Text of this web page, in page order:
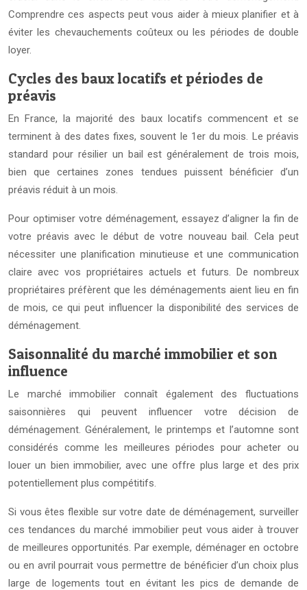
Comprendre ces aspects peut vous aider à mieux planifier et à
éviter les chevauchements coûteux ou les périodes de double
loyer.
Cycles des baux locatifs et périodes de
préavis
En France, la majorité des baux locatifs commencent et se
terminent à des dates fixes, souvent le 1er du mois. Le préavis
standard pour résilier un bail est généralement de trois mois,
bien que certaines zones tendues puissent bénéficier d’un
préavis réduit à un mois.
Pour optimiser votre déménagement, essayez d’aligner la fin de
votre préavis avec le début de votre nouveau bail. Cela peut
nécessiter une planification minutieuse et une communication
claire avec vos propriétaires actuels et futurs. De nombreux
propriétaires préfèrent que les déménagements aient lieu en fin
de mois, ce qui peut influencer la disponibilité des services de
déménagement.
Saisonnalité du marché immobilier et son
influence
Le marché immobilier connaît également des fluctuations
saisonnières qui peuvent influencer votre décision de
déménagement. Généralement, le printemps et l’automne sont
considérés comme les meilleures périodes pour acheter ou
louer un bien immobilier, avec une offre plus large et des prix
potentiellement plus compétitifs.
Si vous êtes flexible sur votre date de déménagement, surveiller
ces tendances du marché immobilier peut vous aider à trouver
de meilleures opportunités. Par exemple, déménager en octobre
ou en avril pourrait vous permettre de bénéficier d’un choix plus
large de logements tout en évitant les pics de demande de